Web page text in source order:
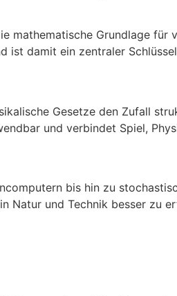
mathematische Grundlage für
ist damit ein zentraler
Gesetze den Zufall
und verbindet Spiel,
bis hin zu
Natur und Technik besser zu